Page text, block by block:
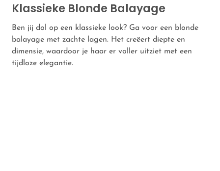
Klassieke Blonde Balayage
Ben jij dol op een klassieke look? Ga voor een blonde
balayage met zachte lagen. Het creëert diepte en
dimensie, waardoor je haar er voller uitziet met een
tijdloze elegantie.